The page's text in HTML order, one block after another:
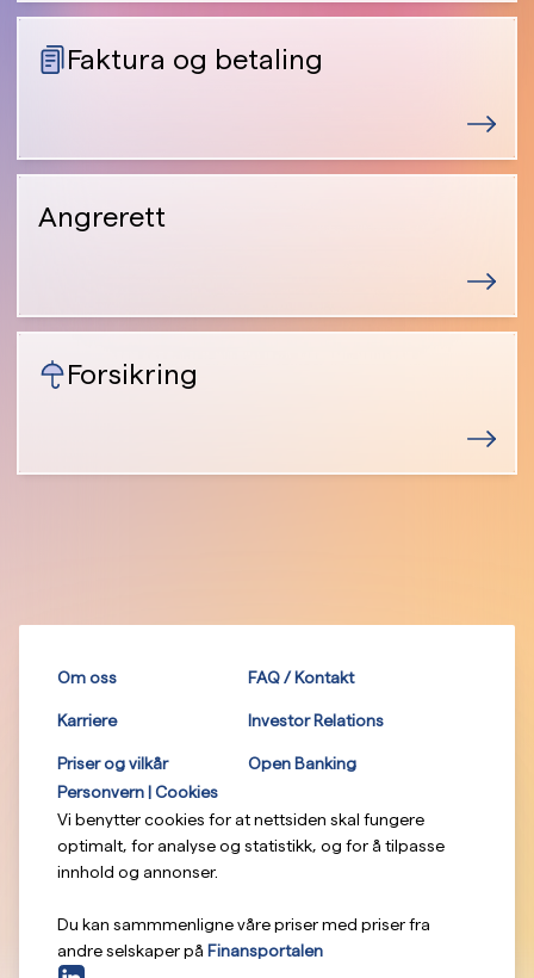
Faktura og betaling
Angrerett
Forsikring
Om oss FAQ / Kontakt
Karriere Investor Relations
Priser og vilkår
Open Banking
Personvern | Cookies
Vi benytter cookies for at nettsiden skal fungere
optimalt, for analyse og statistikk, og for å tilpasse
innhold og annonser.
Du kan sammmenligne våre priser med priser fra
andre selskaper på Finansportalen